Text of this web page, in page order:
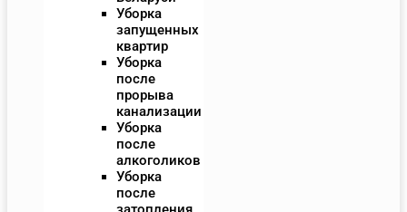
Уборка
запущенных
квартир
Уборка
после
прорыва
канализации
Уборка
после
алкоголиков
Уборка
после